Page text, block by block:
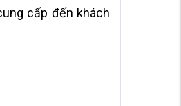
cấp đến khách